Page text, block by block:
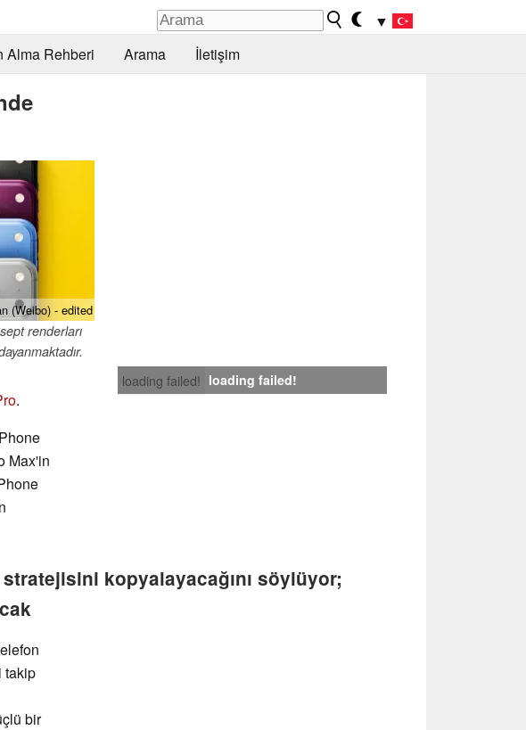
▼
Alma Rehberi Arama İletişim
(Weibo) - edited
renderları
loading failed! loading failed!
.
Max'in
kopyalayacağını söylüyor;
takip
bir